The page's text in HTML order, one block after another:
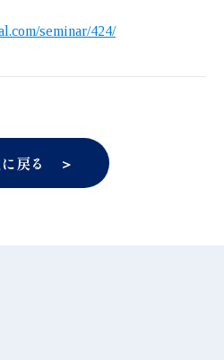
seminar/424/
に戻る ＞